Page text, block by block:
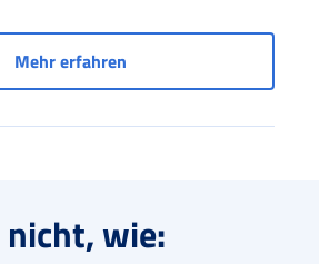
Mehr erfahrenZugang zu den
wie: